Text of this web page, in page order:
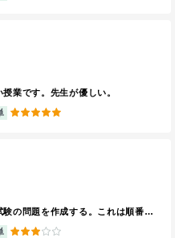
業です。先生が優しい。
5
毎週誰かが公務員試験の問題を作成する。これは順番に回ってくる。問題を解く。解説をする。
3